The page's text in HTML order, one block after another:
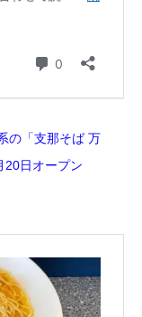
の「支那そば 万
20日オープン